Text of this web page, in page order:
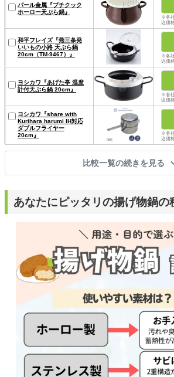
パール金属『プチクック
ホーロー天ぷら鍋』
※各
込価
和平フレイズ『燕三条発
いいもの小路 天ぷら鍋
20cm（TM-9467）』
※各
込価
ヨシカワ『あげた亭 温度
計付天ぷら鍋 20cm』
※各
込価
ヨシカワ『share with
Kurihara harumi IH対応
ダブルフライヤー
20cm』
※各
込価
比較一覧の続きを見る
あなたにピッタリの揚げ物鍋の